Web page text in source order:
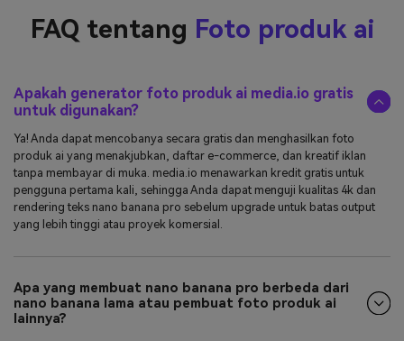
FAQ tentang Foto produk ai
Apakah generator foto produk ai media.io gratis
untuk digunakan?
Ya! Anda dapat mencobanya secara gratis dan menghasilkan foto
produk ai yang menakjubkan, daftar e-commerce, dan kreatif iklan
tanpa membayar di muka. media.io menawarkan kredit gratis untuk
pengguna pertama kali, sehingga Anda dapat menguji kualitas 4k dan
rendering teks nano banana pro sebelum upgrade untuk batas output
yang lebih tinggi atau proyek komersial.
Apa yang membuat nano banana pro berbeda dari
nano banana lama atau pembuat foto produk ai
lainnya?